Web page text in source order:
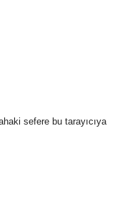
sefere bu tarayıcıya